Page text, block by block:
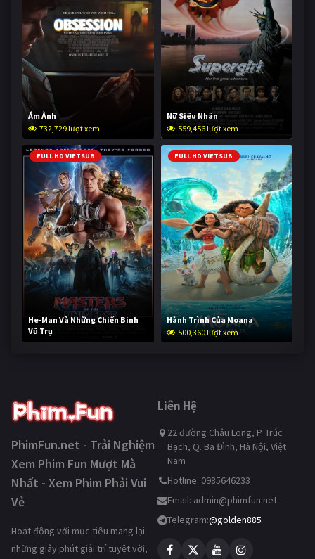
Ám Ảnh
732,729 lượt xem
Nữ Siêu Nhân
559,456 lượt xem
FULL HD VIETSUB
He-Man Và Những Chiến Binh
Vũ Trụ
249,938 lượt xem
FULL HD VIETSUB
Hành Trình Của Moana
500,360 lượt xem
PhimFun.net - Trải Nghiệm
Xem Phim Fun Mượt Mà
Nhất - Xem Phim Phải Vui
Vẻ
Hoạt động với mục tiêu mang lại
những giây phút giải trí tuyệt vời,
Liên Hệ
22 đường Châu Long, P. Trúc
Bạch, Q. Ba Đình, Hà Nội, Việt
Nam
Hotline: 0985646233
Email: admin@phimfun.net
Telegram:@golden885